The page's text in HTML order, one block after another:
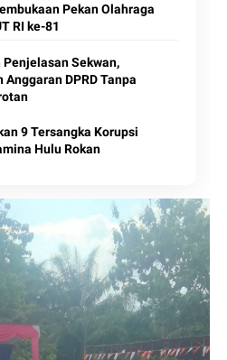
Pekan Olahraga
RI ke-81
Penjelasan Sekwan,
DPRD Tanpa
9 Tersangka Korupsi
Hulu Rokan